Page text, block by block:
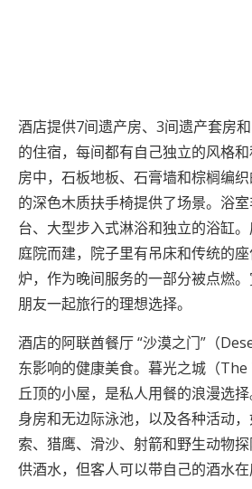
酒店提供7间遗产房、3间遗产套房
的住宿，每间都有自己独立的风格
房中，石板地板、石膏墙和棕榈编
的深色木质扶手椅提供了场景。浴
台、大型步入式淋浴和独立的浴缸
庭院而建，院子里有吊床和传统的
炉，作为晚间服务的一部分被点燃
朋友一起旅行的理想选择。
酒店的阿联酋餐厅 “沙漠之门”（
东影响的健康美食。暮光之城（
丘顶的小屋，是私人用餐的浪漫选
身房和无边际泳池，以及各种活动
索、猎鹰、滑沙、射箭和野生动物
供酒水，但客人可以带自己的酒水在